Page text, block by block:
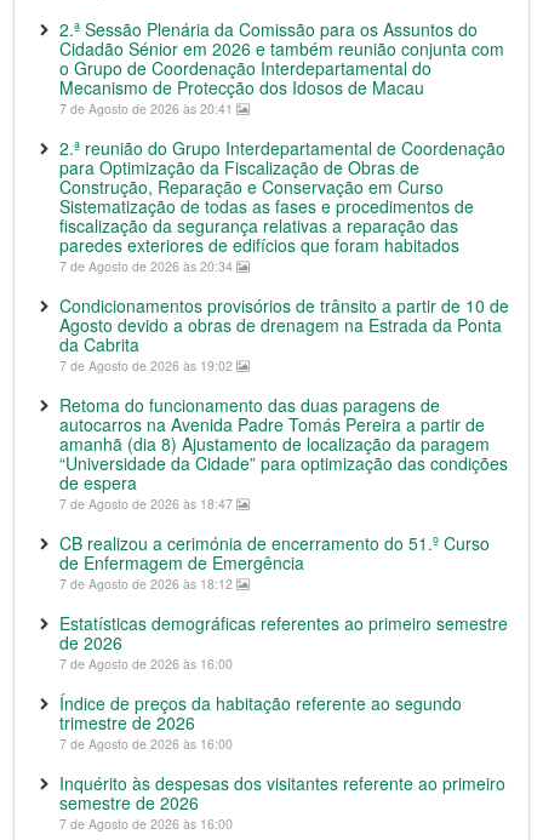
2.ª Sessão Plenária da Comissão para os Assuntos do
Cidadão Sénior em 2026 e também reunião conjunta com
o Grupo de Coordenação Interdepartamental do
Mecanismo de Protecção dos Idosos de Macau
7 de Agosto de 2026 às 20:41
2.ª reunião do Grupo Interdepartamental de Coordenação
para Optimização da Fiscalização de Obras de
Construção, Reparação e Conservação em Curso
Sistematização de todas as fases e procedimentos de
fiscalização da segurança relativas a reparação das
paredes exteriores de edifícios que foram habitados
7 de Agosto de 2026 às 20:34
Condicionamentos provisórios de trânsito a partir de 10 de
Agosto devido a obras de drenagem na Estrada da Ponta
da Cabrita
7 de Agosto de 2026 às 19:02
Retoma do funcionamento das duas paragens de
autocarros na Avenida Padre Tomás Pereira a partir de
amanhã (dia 8) Ajustamento de localização da paragem
“Universidade da Cidade” para optimização das condições
de espera
7 de Agosto de 2026 às 18:47
CB realizou a cerimónia de encerramento do 51.º Curso
de Enfermagem de Emergência
7 de Agosto de 2026 às 18:12
Estatísticas demográficas referentes ao primeiro semestre
de 2026
7 de Agosto de 2026 às 16:00
Índice de preços da habitação referente ao segundo
trimestre de 2026
7 de Agosto de 2026 às 16:00
Inquérito às despesas dos visitantes referente ao primeiro
semestre de 2026
7 de Agosto de 2026 às 16:00